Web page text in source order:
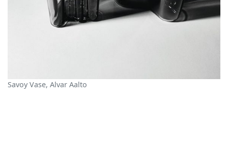
Savoy Vase, Alvar Aalto